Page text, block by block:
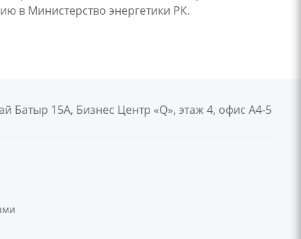
в Министерство энергетики РК.
Батыр 15А, Бизнес Центр «Q», этаж 4, офис А4-5